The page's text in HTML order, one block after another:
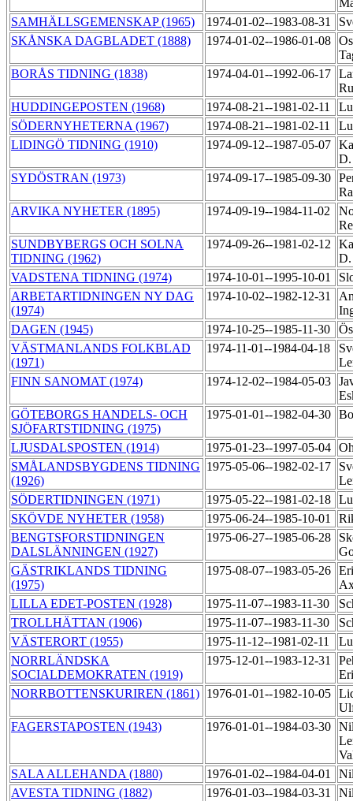
SAMHÄLLSGEMENSKAP (1965)
1974-01-02--1983-08-31
SKÅNSKA DAGBLADET (1888)
1974-01-02--1986-01-08
BORÅS TIDNING (1838)
1974-04-01--1992-06-17
HUDDINGEPOSTEN (1968)
1974-08-21--1981-02-11
SÖDERNYHETERNA (1967)
1974-08-21--1981-02-11
LIDINGÖ TIDNING (1910)
1974-09-12--1987-05-07
SYDÖSTRAN (1973)
1974-09-17--1985-09-30
ARVIKA NYHETER (1895)
1974-09-19--1984-11-02
SUNDBYBERGS OCH SOLNA
TIDNING (1962)
1974-09-26--1981-02-12
VADSTENA TIDNING (1974)
1974-10-01--1995-10-01
ARBETARTIDNINGEN NY DAG
(1974)
1974-10-02--1982-12-31
DAGEN (1945)
1974-10-25--1985-11-30
VÄSTMANLANDS FOLKBLAD
(1971)
1974-11-01--1984-04-18
FINN SANOMAT (1974)
1974-12-02--1984-05-03
GÖTEBORGS HANDELS- OCH
SJÖFARTSTIDNING (1975)
1975-01-01--1982-04-30
LJUSDALSPOSTEN (1914) 1975-01-23--1997-05-04
SMÅLANDSBYGDENS TIDNING
(1926)
1975-05-06--1982-02-17
SÖDERTIDNINGEN (1971)
1975-05-22--1981-02-18
SKÖVDE NYHETER (1958)
1975-06-24--1985-10-01
BENGTSFORSTIDNINGEN
DALSLÄNNINGEN (1927)
1975-06-27--1985-06-28
GÄSTRIKLANDS TIDNING
(1975)
1975-08-07--1983-05-26
LILLA EDET-POSTEN (1928)
1975-11-07--1983-11-30
TROLLHÄTTAN (1906)
1975-11-07--1983-11-30
VÄSTERORT (1955)
1975-11-12--1981-02-11
NORRLÄNDSKA
SOCIALDEMOKRATEN (1919)
1975-12-01--1983-12-31
NORRBOTTENSKURIREN (1861) 1976-01-01--1982-10-05
FAGERSTAPOSTEN (1943)
1976-01-01--1984-03-30
SALA ALLEHANDA (1880)
1976-01-02--1984-04-01
AVESTA TIDNING (1882)
1976-01-03--1984-03-31